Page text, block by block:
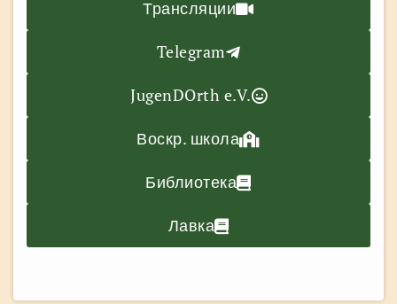
Трансляции
Telegram
JugenDOrth e.V.
Воскр. школа
Библиотека
Лавка